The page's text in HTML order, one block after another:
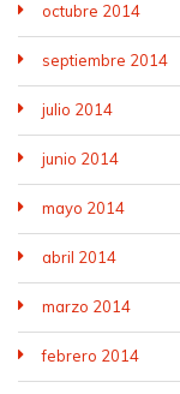
octubre 2014
septiembre 2014
julio 2014
junio 2014
mayo 2014
abril 2014
marzo 2014
febrero 2014